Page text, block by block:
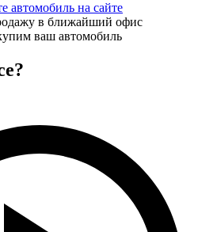
автомобиль на сайте
в ближайший офис
ваш автомобиль